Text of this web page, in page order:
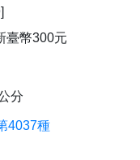
臺幣300元
分
4037種